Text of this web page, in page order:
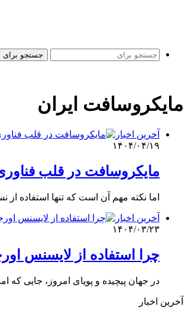
جستجو برای
مایکروسافت ایران
آخرین اخبار
۱۴۰۴/۰۴/۱۹
مایکروسافت در قلب فناوری
اما نکته مهم آن است که تنها استفاده
آخرین اخبار
۱۴۰۴/۰۳/۲۳
چرا استفاده از لایسنس
در جهان پیچیده و پویای امروز، جایی که
آخرین اخبار